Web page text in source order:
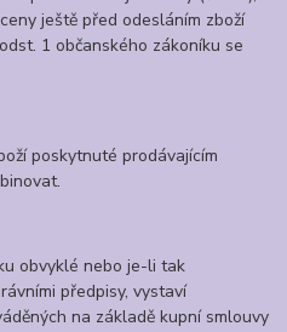
ještě před odesláním zboží
1 občanského zákoníku se
poskytnuté prodávajícím
obvyklé nebo je-li tak
předpisy, vystaví
na základě kupní smlouvy